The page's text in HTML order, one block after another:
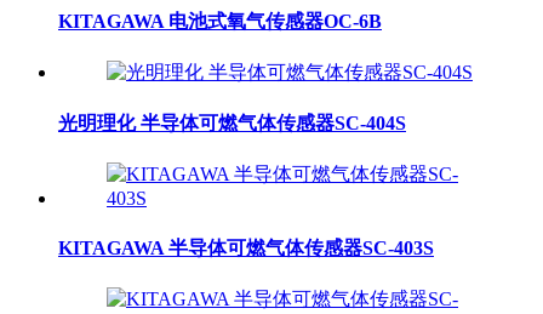
KITAGAWA 电池式氧气传感器OC-6B
光明理化 半导体可燃气体传感器SC-404S
KITAGAWA 半导体可燃气体传感器SC-403S